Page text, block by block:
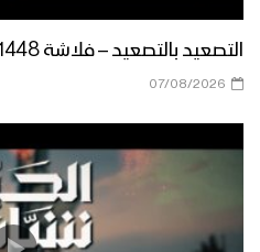
التصعيد بالتصعيد – فلاشة 1448هـ
07/08/2026